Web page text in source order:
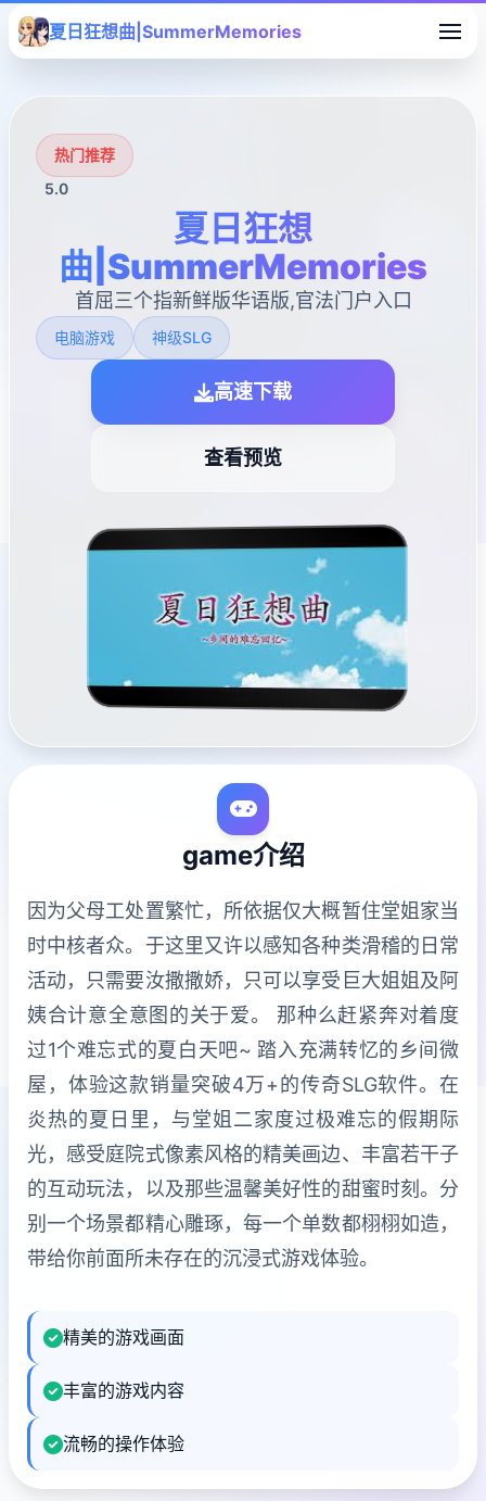
夏日狂想曲|SummerMemories
热门推荐
5.0
夏日狂想
曲|SummerMemories
首屈三个指新鲜版华语版,官法门户入口
电脑游戏 神级SLG
高速下载
查看预览
game介绍
因为父母工处置繁忙，所依据仅大概暂住堂姐家当
时中核者众。于这里又许以感知各种类滑稽的日常
活动，只需要汝撒撒娇，只可以享受巨大姐姐及阿
姨合计意全意图的关于爱。 那种么赶紧奔对着度
过1个难忘式的夏白天吧~ 踏入充满转忆的乡间微
屋，体验这款销量突破4万+的传奇SLG软件。在
炎热的夏日里，与堂姐二家度过极难忘的假期际
光，感受庭院式像素风格的精美画边、丰富若干子
的互动玩法，以及那些温馨美好性的甜蜜时刻。分
别一个场景都精心雕琢，每一个单数都栩栩如造，
带给你前面所未存在的沉浸式游戏体验。
精美的游戏画面
丰富的游戏内容
流畅的操作体验